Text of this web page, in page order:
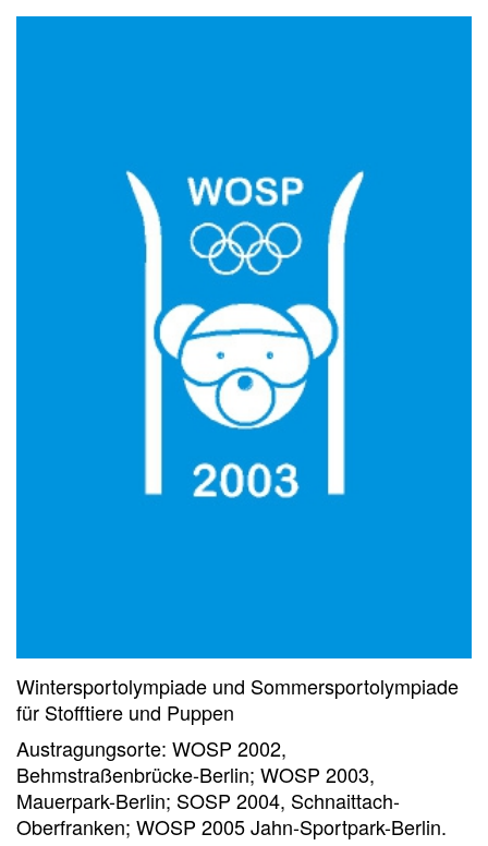
Wintersportolympiade und Sommersportolympiade
für Stofftiere und Puppen
Austragungsorte: WOSP 2002,
Behmstraßenbrücke-Berlin; WOSP 2003,
Mauerpark-Berlin; SOSP 2004, Schnaittach-
Oberfranken; WOSP 2005 Jahn-Sportpark-Berlin.